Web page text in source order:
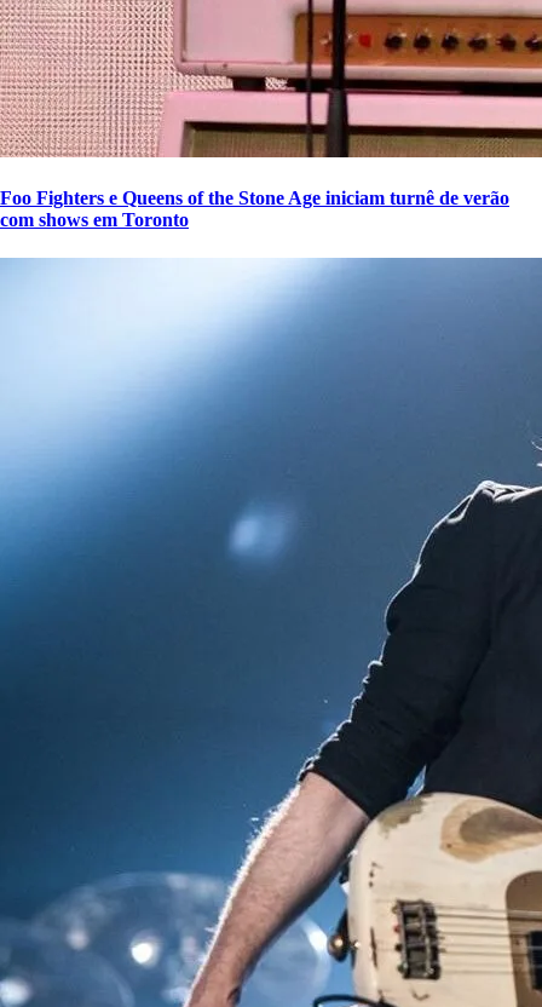
Foo Fighters e Queens of the Stone Age iniciam turnê de verão
com shows em Toronto